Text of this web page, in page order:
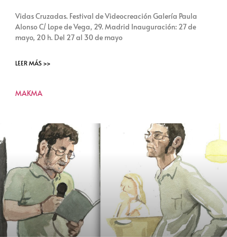
Vidas Cruzadas. Festival de Videocreación Galería Paula
Alonso C/ Lope de Vega, 29. Madrid Inauguración: 27 de
mayo, 20 h. Del 27 al 30 de mayo
LEER MÁS >>
MAKMA